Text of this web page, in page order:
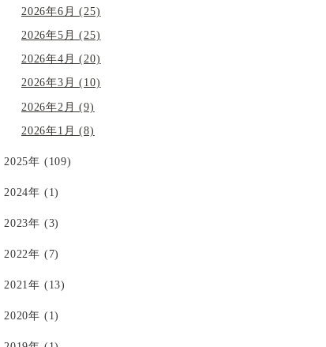
2026年6月 (25)
2026年5月 (25)
2026年4月 (20)
2026年3月 (10)
2026年2月 (9)
2026年1月 (8)
2025年 (109)
2024年 (1)
2023年 (3)
2022年 (7)
2021年 (13)
2020年 (1)